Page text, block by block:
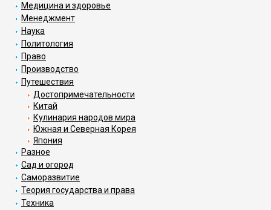
Медицина и здоровье
Менеджмент
Наука
Политология
Право
Производство
Путешествия
Достопримечательности
Китай
Кулинария народов мира
Южная и Северная Корея
Япония
Разное
Сад и огород
Саморазвитие
Теория государства и права
Техника